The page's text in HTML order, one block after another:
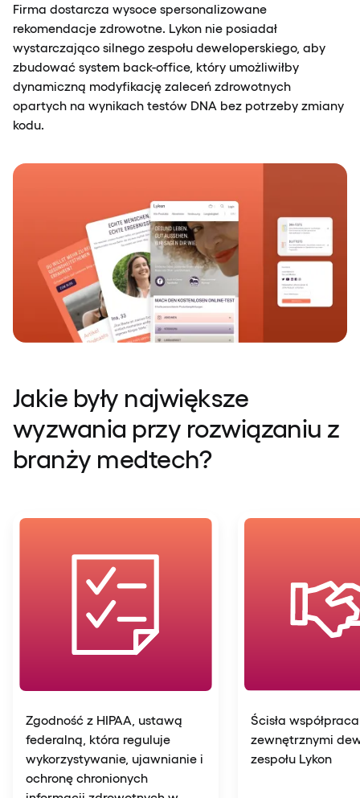
Firma dostarcza wysoce spersonalizowane
rekomendacje zdrowotne. Lykon nie posiadał
wystarczająco silnego zespołu deweloperskiego, aby
zbudować system back-office, który umożliwiłby
dynamiczną modyfikację zaleceń zdrowotnych
opartych na wynikach testów DNA bez potrzeby zmiany
kodu.
Jakie były największe
wyzwania przy rozwiązaniu z
branży medtech?
Zgodność z HIPAA, ustawą
federalną, która reguluje
wykorzystywanie, ujawnianie i
ochronę chronionych
Ścisła
zewnętrznymi
zespołu Lykon